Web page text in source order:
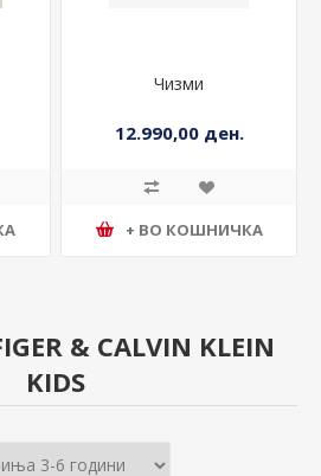
Чизми
12.990,00 ден.
+ ВО КОШНИЧКА
& CALVIN KLEIN
KIDS